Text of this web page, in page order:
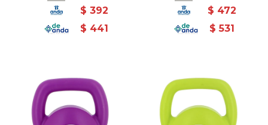
$ 392
$ 441
$ 472
$ 531